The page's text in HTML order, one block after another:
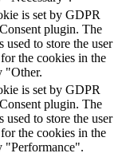
is set by GDPR
plugin. The
used to store the user
the cookies in the
"Other.
is set by GDPR
plugin. The
used to store the user
the cookies in the
"Performance".